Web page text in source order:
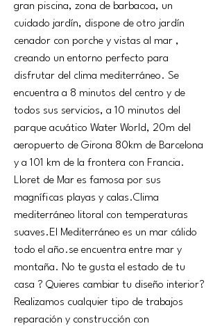
gran piscina, zona de barbacoa, un
cuidado jardín, dispone de otro jardín
cenador con porche y vistas al mar ,
creando un entorno perfecto para
disfrutar del clima mediterráneo. Se
encuentra a 8 minutos del centro y de
todos sus servicios, a 10 minutos del
parque acuático Water World, 20m del
aeropuerto de Girona 80km de Barcelona
y a 101 km de la frontera con Francia.
Lloret de Mar es famosa por sus
magníficas playas y calas.Clima
mediterráneo litoral con temperaturas
suaves.El Mediterráneo es un mar cálido
todo el año.se encuentra entre mar y
montaña. No te gusta el estado de tu
casa ? Quieres cambiar tu diseño interior?
Realizamos cualquier tipo de trabajos
reparación y construcción con